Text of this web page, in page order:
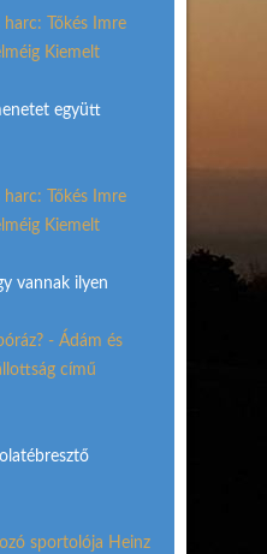
Tőkés Imre
Kiemelt
együtt
Tőkés Imre
Kiemelt
vannak ilyen
- Ádám és
című
sportolója Heinz